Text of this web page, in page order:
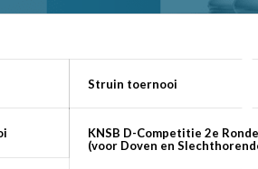
Struin toernooi
KNSB D-Competitie 2e
(voor Doven en